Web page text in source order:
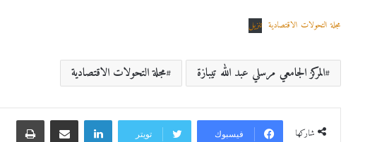
مجلة التحولات الاقتصادية تنزيل
المركز الجامعي مرسلي عبد الله تيبازة مجلة التحولات الاقتصادية
شاركها فيسبوك تويتر
لينكدإن مشاركة عبر البريد طباعة